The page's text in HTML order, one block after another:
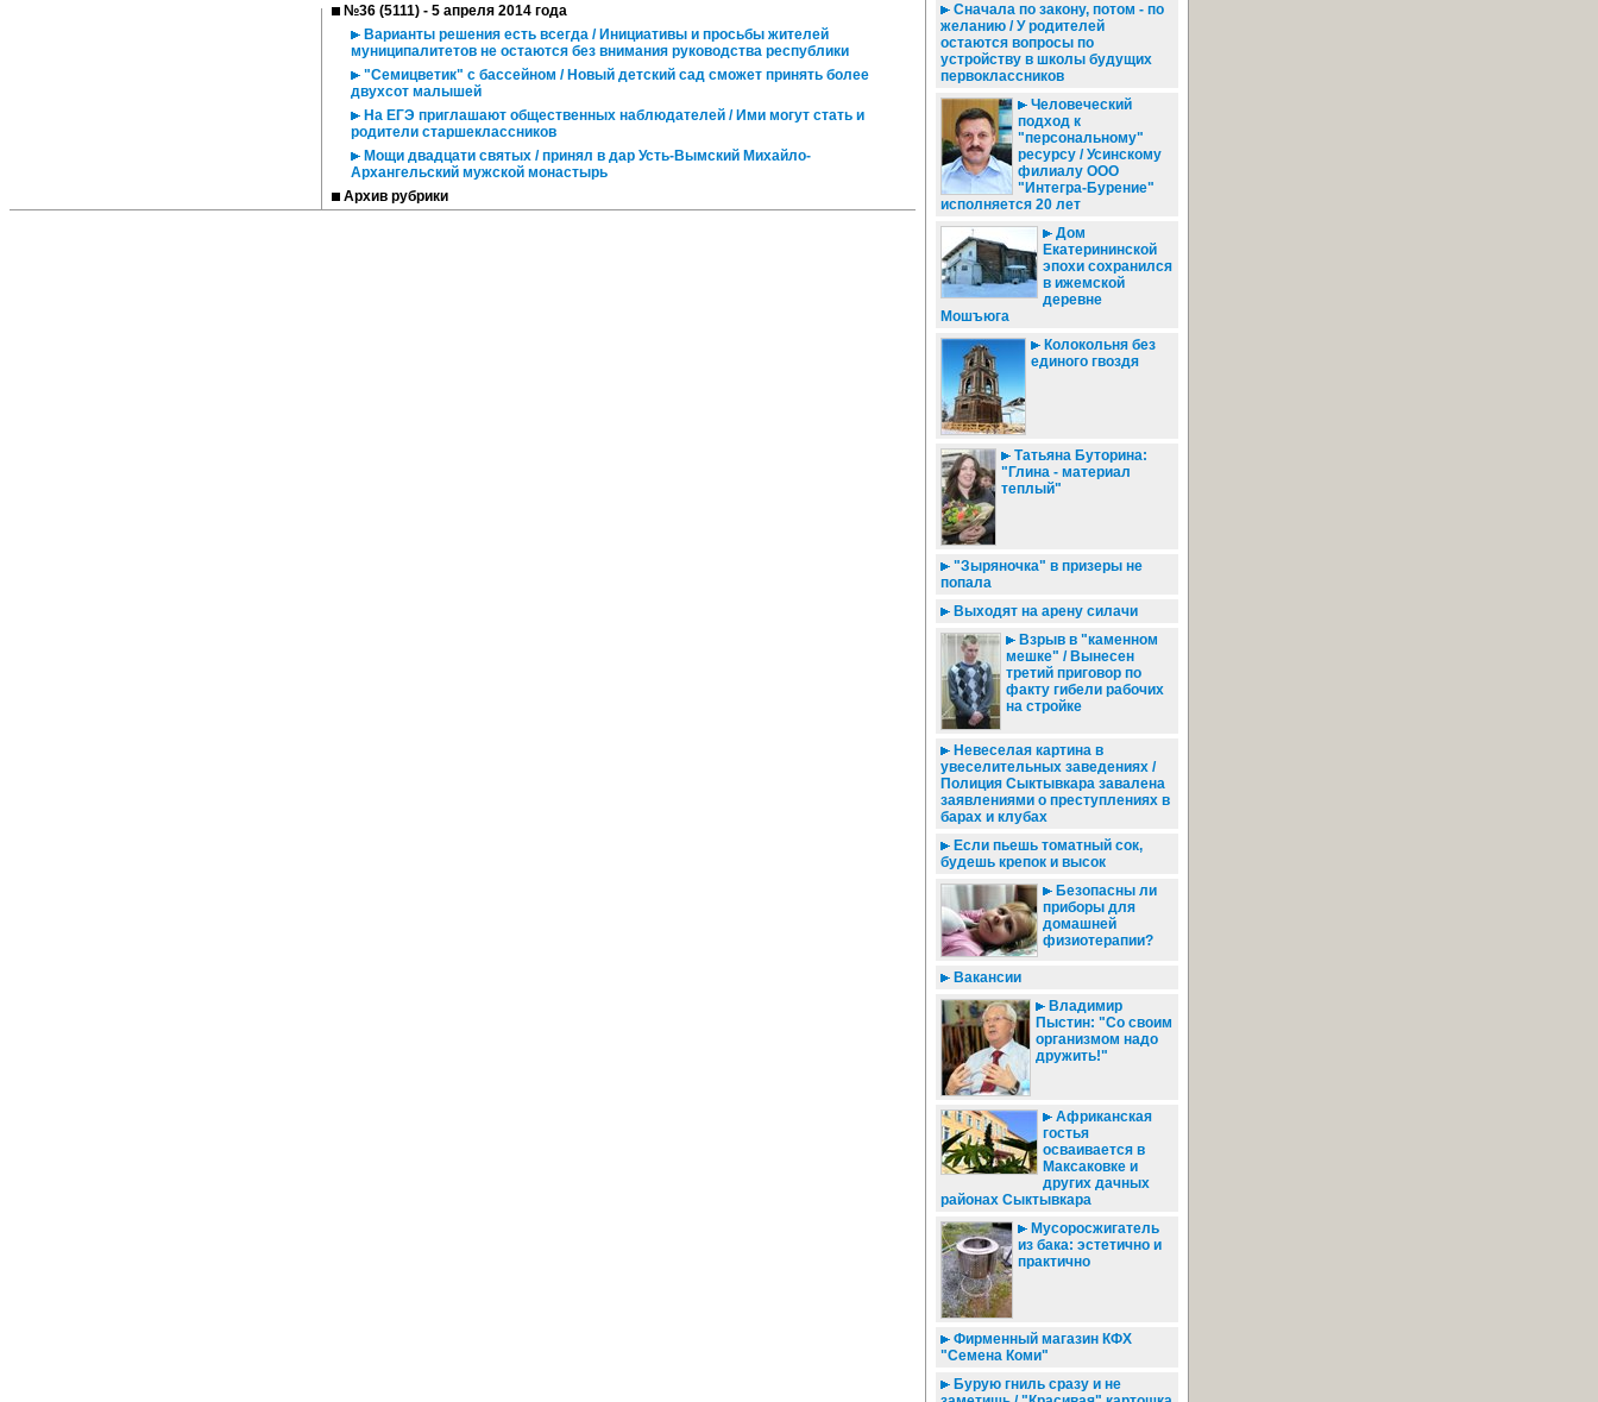
№36 (5111) - 5 апреля 2014 года
Варианты решения есть всегда / Инициативы и просьбы жителей
муниципалитетов не остаются без внимания руководства республики
"Семицветик" с бассейном / Новый детский сад сможет принять более
двухсот малышей
На ЕГЭ приглашают общественных наблюдателей / Ими могут стать и
родители старшеклассников
Мощи двадцати святых / принял в дар Усть-Вымский Михайло-
Архангельский мужской монастырь
Архив рубрики
Сначала по закону, потом - по
желанию / У родителей
остаются вопросы по
устройству в школы будущих
первоклассников
Человеческий
подход к
"персональному"
ресурсу / Усинскому
филиалу ООО
"Интегра-Бурение"
исполняется 20 лет
Дом
Екатерининской
эпохи сохранился
в ижемской
деревне
Мошъюга
Колокольня без
единого гвоздя
Татьяна Буторина:
"Глина - материал
теплый"
"Зыряночка" в призеры не
попала
Выходят на арену силачи
Взрыв в "каменном
мешке" / Вынесен
третий приговор по
факту гибели рабочих
на стройке
Невеселая картина в
увеселительных заведениях /
Полиция Сыктывкара завалена
заявлениями о преступлениях в
барах и клубах
Если пьешь томатный сок,
будешь крепок и высок
Безопасны ли
приборы для
домашней
физиотерапии?
Вакансии
Владимир
Пыстин: "Со своим
организмом надо
дружить!"
Африканская
гостья
осваивается в
Максаковке и
других дачных
районах Сыктывкара
Мусоросжигатель
из бака: эстетично и
практично
Фирменный магазин КФХ
"Семена Коми"
Бурую гниль сразу и не